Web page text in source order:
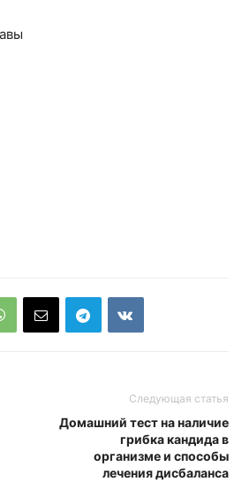
Следующая статья
Домашний тест на наличие
грибка кандида в
организме и способы
лечения дисбаланса